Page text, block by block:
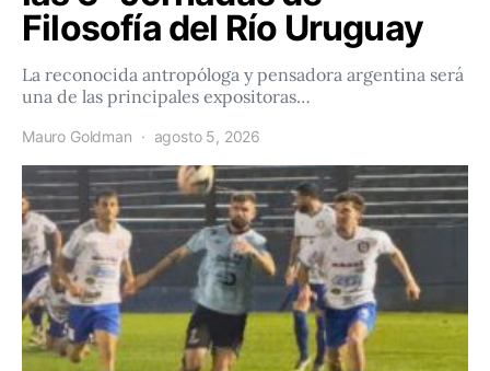
Filosofía del Río Uruguay
La reconocida antropóloga y pensadora argentina será
una de las principales expositoras…
Mauro Goldman agosto 5, 2026